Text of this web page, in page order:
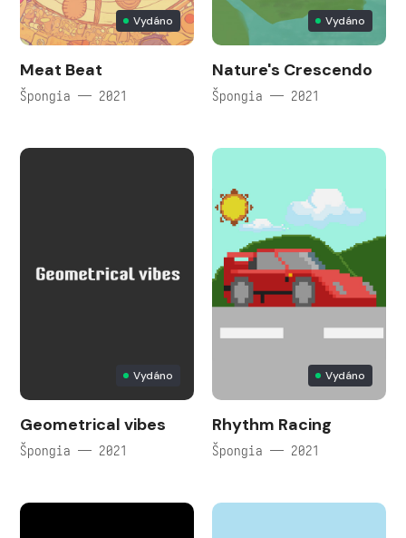
Vydáno
Meat Beat
Špongia — 2021
Vydáno
Nature's Crescendo
Špongia — 2021
Vydáno
Geometrical vibes
Špongia — 2021
Vydáno
Rhythm Racing
Špongia — 2021